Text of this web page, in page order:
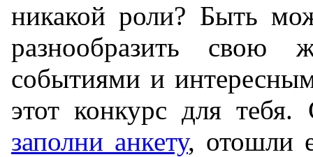
никакой роли? Быть
разнообразить свою
событиями и
этот конкурс для
заполни анкету, отошли